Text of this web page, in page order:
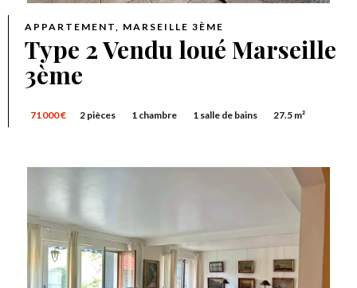
APPARTEMENT, MARSEILLE 3ÈME
Type 2 Vendu loué Marseille
3ème
71 000 € 2 pièces 1 chambre 1 salle de bains 27.5 m²